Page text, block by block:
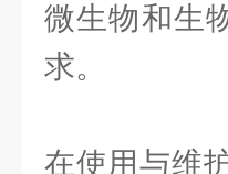
微生物和生
求。
在使用与维